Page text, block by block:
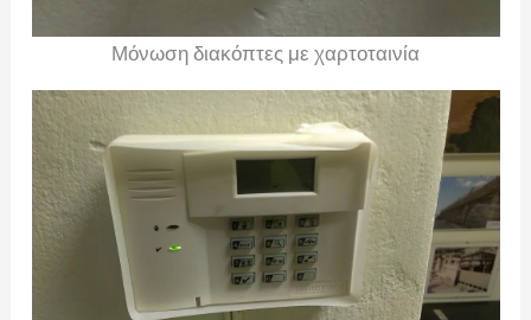
Μόνωση διακόπτες με χαρτοταινία